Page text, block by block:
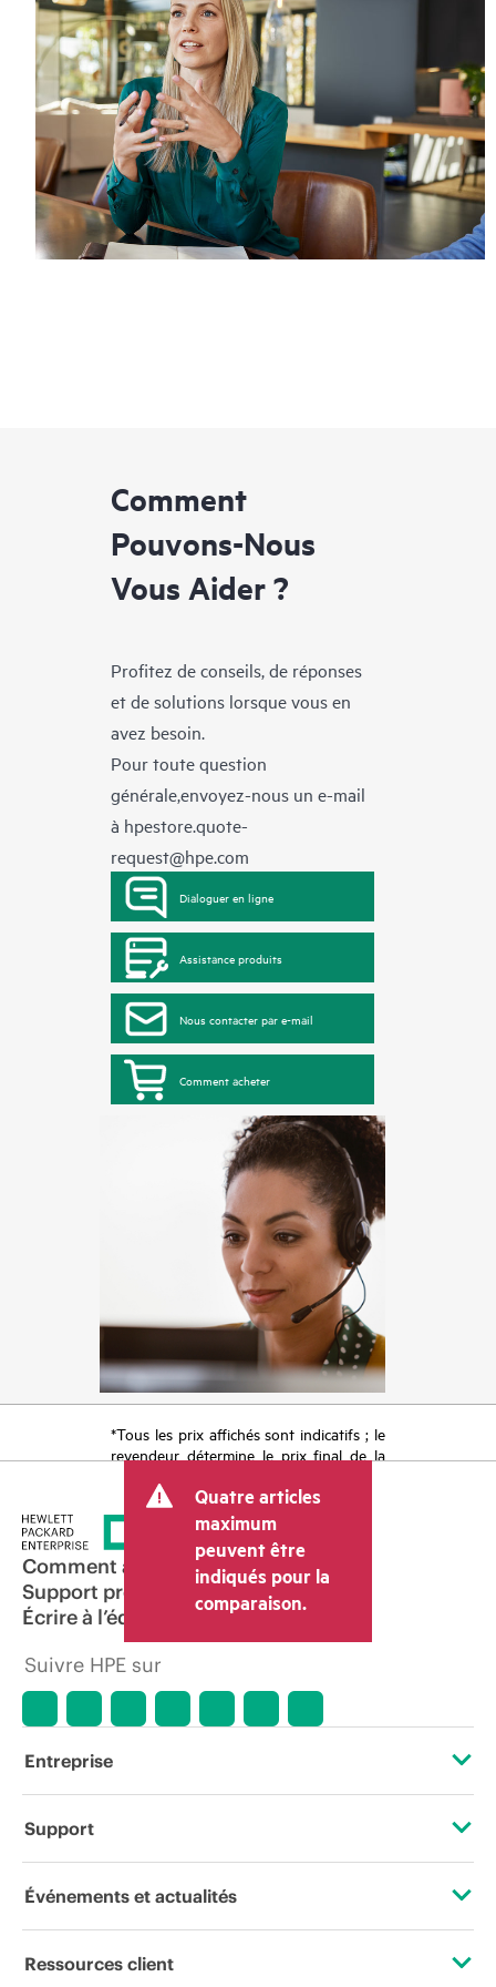
Comment
Pouvons-Nous
Vous Aider ?
Profitez de conseils, de réponses
et de solutions lorsque vous en
avez besoin.
Pour toute question
générale,envoyez-nous un e-mail
à hpestore.quote-
request@hpe.com
Dialoguer en ligne
Assistance produits
Nous contacter par e-mail
Comment acheter
*Tous les prix affichés sont indicatifs ; le
revendeur détermine le prix final de la
tels que la TVA ou les taxes sur la vente
et les frais d’expédition. Le prix de la
transaction déterminé par le revendeur
peut varier par rapport à d’autres
revendeurs et au prix indicatif affiché.
Les prix indicatifs peuvent inclure des
offres promotionnelles limitées dans le
temps. HPE se réserve le droit d’ajuster
les prix à tout moment pour diverses
raisons, notamment, mais sans s’y limiter,
l’arrêt d’un produit, la disponibilité
période de promotion et des erreurs
dans les publicités.
Quatre articles
maximum
peuvent être
indiqués pour la
comparaison.
Comment acheter
Support produit
Écrire à l’équipe commerciale
Suivre HPE sur
Entreprise
À propos de HPE
Responsabilité d’entreprise
Support
Services d’assistance opérationnelle (OSS)
Événements et actualités
Événements
Ressources client